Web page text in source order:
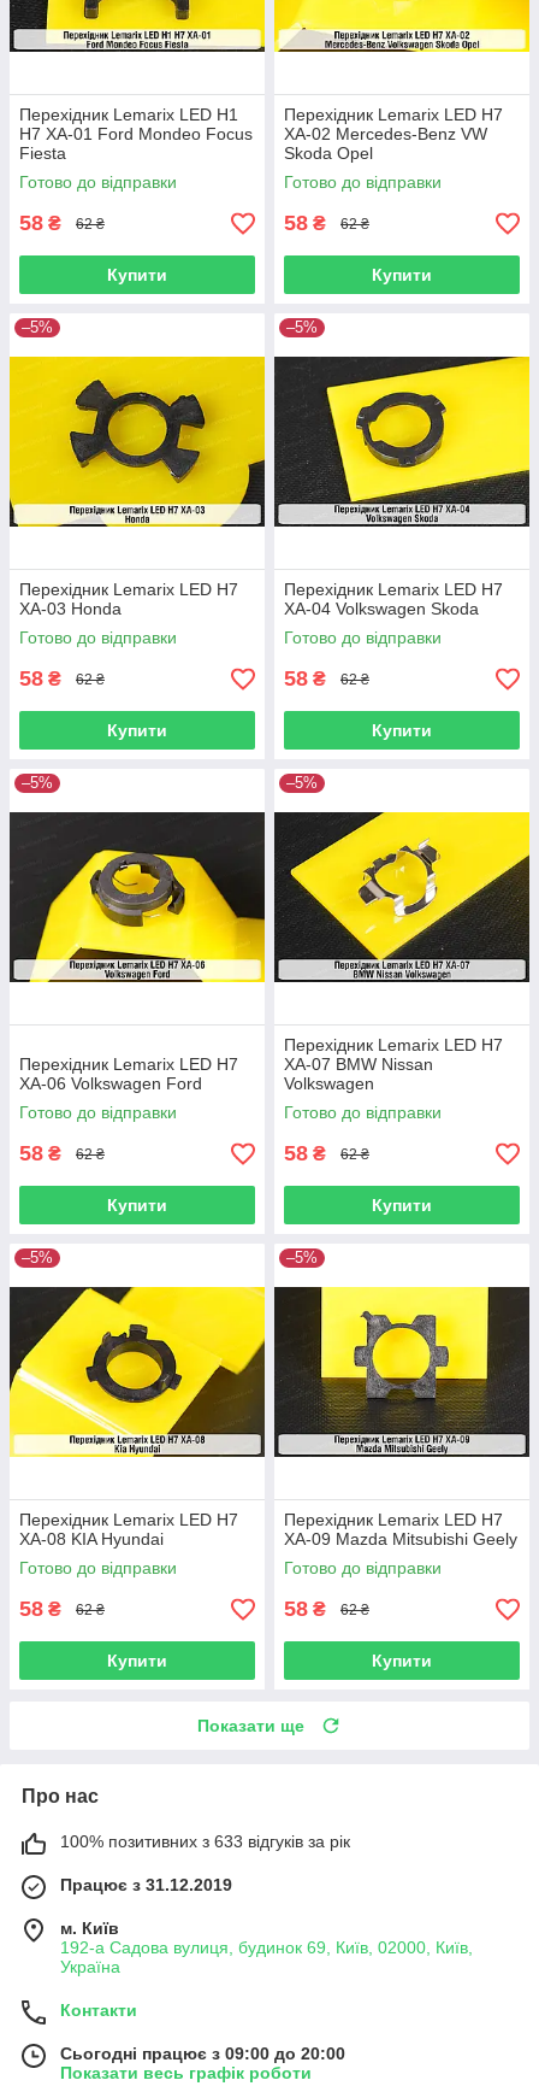
Перехідник Lemarix LED H1
H7 XA-01 Ford Mondeo Focus
Fiesta
Готово до відправки
58 ₴ 62 ₴
Купити
Перехідник Lemarix LED H7
XA-02 Mercedes-Benz VW
Skoda Opel
Готово до відправки
58 ₴ 62 ₴
Купити
–5%
Перехідник Lemarix LED H7
XA-03 Honda
Готово до відправки
58 ₴ 62 ₴
Купити
–5%
Перехідник Lemarix LED H7
XA-04 Volkswagen Skoda
Готово до відправки
58 ₴ 62 ₴
Купити
–5%
Перехідник Lemarix LED H7
XA-06 Volkswagen Ford
Готово до відправки
58 ₴ 62 ₴
Купити
–5%
Перехідник Lemarix LED H7
XA-07 BMW Nissan
Volkswagen
Готово до відправки
58 ₴ 62 ₴
Купити
–5%
Перехідник Lemarix LED H7
XA-08 KIA Hyundai
Готово до відправки
58 ₴ 62 ₴
Купити
–5%
Перехідник Lemarix LED H7
XA-09 Mazda Mitsubishi Geely
Готово до відправки
58 ₴ 62 ₴
Купити
Показати ще
Про нас
100% позитивних з 633 відгуків за рік
Працює з 31.12.2019
м. Київ
192-а Садова вулиця, будинок 69, Київ, 02000, Київ,
Україна
Контакти
Сьогодні працює з 09:00 до 20:00
Показати весь графік роботи